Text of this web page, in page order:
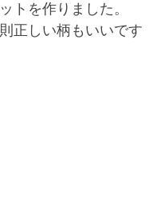
トを作りました。
正しい柄もいいです